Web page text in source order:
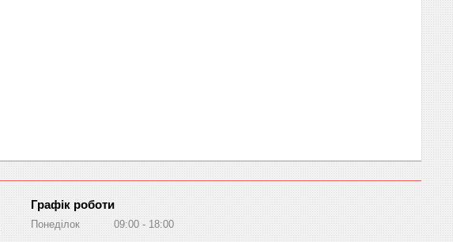
Графік роботи
Понеділок 09:00
18:00